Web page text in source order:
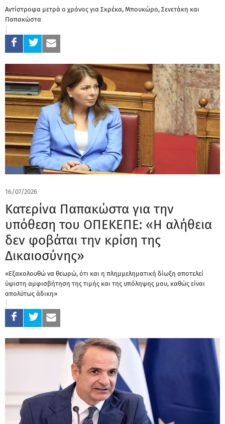
Αντίστροφα μετρά ο χρόνος για Σκρέκα, Μπουκώρο, Σενετάκη και
Παπακώστα
16/07/2026
Κατερίνα Παπακώστα για την
υπόθεση του ΟΠΕΚΕΠΕ: «Η αλήθεια
δεν φοβάται την κρίση της
Δικαιοσύνης»
«Εξακολουθώ να θεωρώ, ότι και η πλημμεληματική δίωξη αποτελεί
ύψιστη αμφισβήτηση της τιμής και της υπόληψης μου, καθώς είναι
απολύτως άδικη»